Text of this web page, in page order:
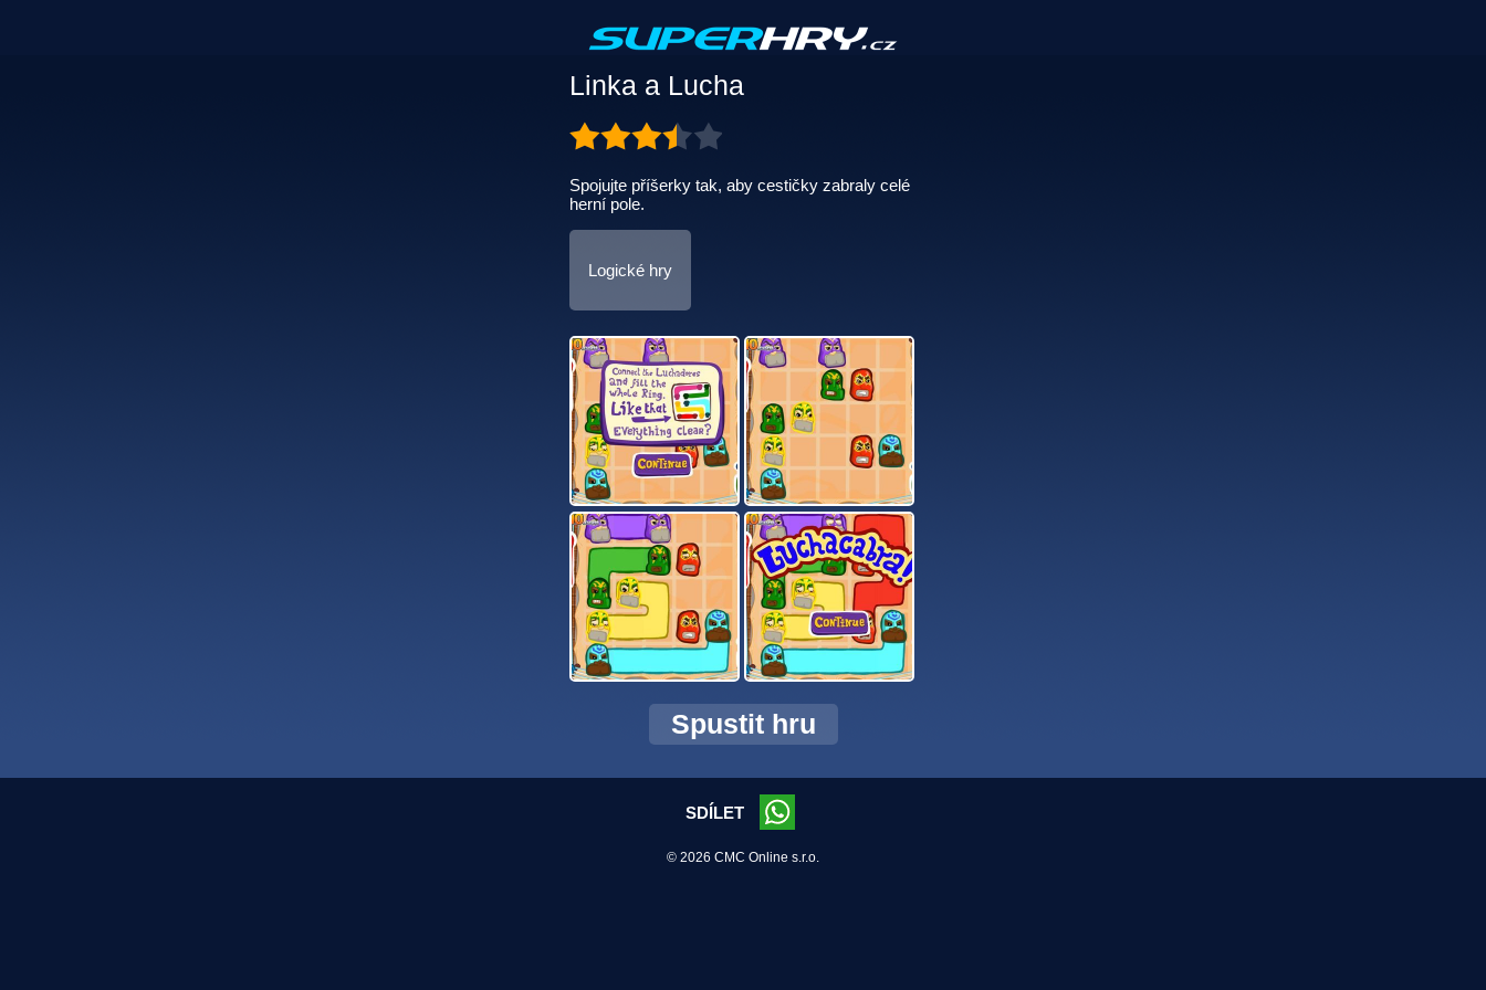
Linka a Lucha
Spojujte příšerky tak, aby cestičky zabraly celé
herní pole.
Logické hry
Spustit hru
SDÍLET
© 2026 CMC Online s.r.o.